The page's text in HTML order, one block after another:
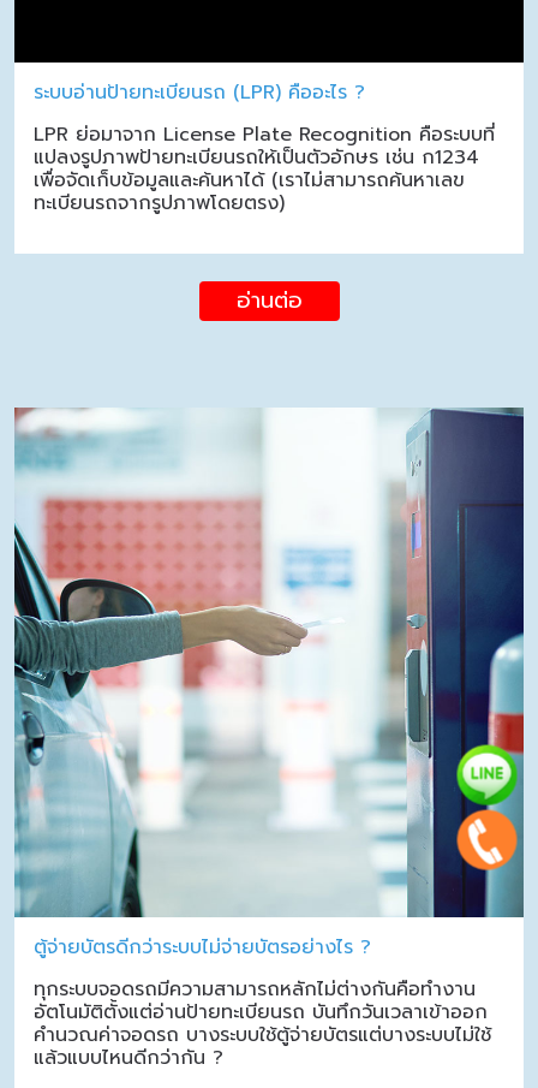
ระบบอ่านป้ายทะเบียนรถ (LPR) คืออะไร ?
LPR ย่อมาจาก License Plate Recognition คือระบบที่
แปลงรูปภาพป้ายทะเบียนรถให้เป็นตัวอักษร เช่น ก1234
เพื่อจัดเก็บข้อมูลและค้นหาได้ (เราไม่สามารถค้นหาเลข
ทะเบียนรถจากรูปภาพโดยตรง)
อ่านต่อ
ตู้จ่ายบัตรดีกว่าระบบไม่จ่ายบัตรอย่างไร ?
ทุกระบบจอดรถมีความสามารถหลักไม่ต่างกันคือทำงาน
อัตโนมัติตั้งแต่อ่านป้ายทะเบียนรถ บันทึกวันเวลาเข้าออก
คำนวณค่าจอดรถ บางระบบใช้ตู้จ่ายบัตรแต่บางระบบไม่ใช้
แล้วแบบไหนดีกว่ากัน ?